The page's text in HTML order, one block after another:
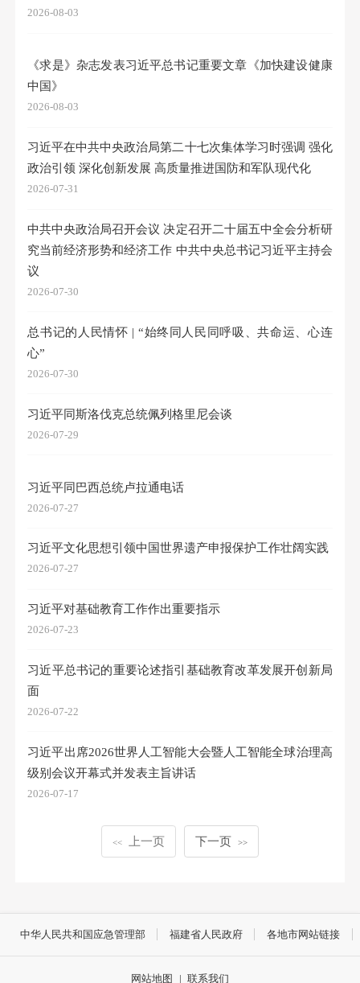
2026-08-03
《求是》杂志发表习近平总书记重要文章《加快建设健康
中国》
2026-08-03
习近平在中共中央政治局第二十七次集体学习时强调 强化
政治引领 深化创新发展 高质量推进国防和军队现代化
2026-07-31
中共中央政治局召开会议 决定召开二十届五中全会分析研
究当前经济形势和经济工作 中共中央总书记习近平主持会
议
2026-07-30
总书记的人民情怀 | “始终同人民同呼吸、共命运、心连
心”
2026-07-30
习近平同斯洛伐克总统佩列格里尼会谈
2026-07-29
习近平同巴西总统卢拉通电话
2026-07-27
习近平文化思想引领中国世界遗产申报保护工作壮阔实践
2026-07-27
习近平对基础教育工作作出重要指示
2026-07-23
习近平总书记的重要论述指引基础教育改革发展开创新局
面
2026-07-22
习近平出席2026世界人工智能大会暨人工智能全球治理高
级别会议开幕式并发表主旨讲话
2026-07-17
<< 上一页 下一页 >>
中华人民共和国应急管理部 福建省人民政府 各地市网站链接
网站地图 | 联系我们